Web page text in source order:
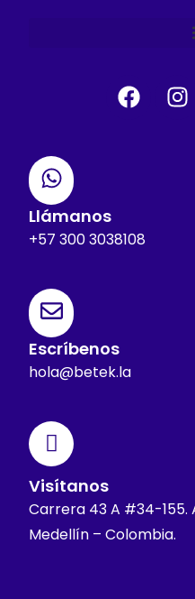
Llámanos
+57 300 3038108
Escríbenos
hola@betek.la
Visítanos
Carrera 43 A #34-155.
Medellín – Colombia.